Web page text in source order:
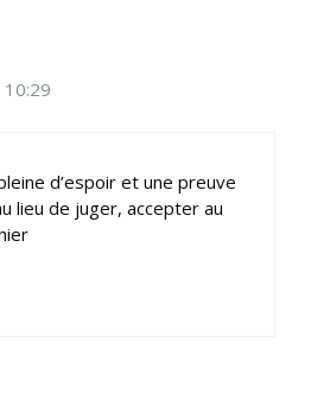
d’espoir et une preuve
lieu de juger, accepter au